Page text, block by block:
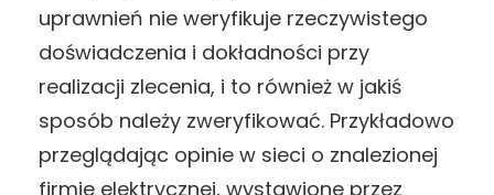
uprawnień nie weryfikuje rzeczywistego
doświadczenia i dokładności przy
realizacji zlecenia, i to również w jakiś
sposób należy zweryfikować. Przykładowo
przeglądając opinie w sieci o znalezionej
firmie elektrycznej, wystawione przez